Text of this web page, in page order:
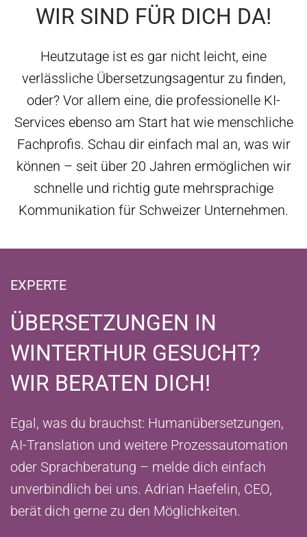
WIR SIND FÜR DICH DA!
Heutzutage ist es gar nicht leicht, eine
verlässliche Übersetzungsagentur zu finden,
oder? Vor allem eine, die professionelle KI-
Services ebenso am Start hat wie menschliche
Fachprofis. Schau dir einfach mal an, was wir
können – seit über 20 Jahren ermöglichen wir
schnelle und richtig gute mehrsprachige
Kommunikation für Schweizer Unternehmen.
EXPERTE
ÜBERSETZUNGEN IN
WINTERTHUR GESUCHT?
WIR BERATEN DICH!
Egal, was du brauchst: Humanübersetzungen,
AI-Translation und weitere Prozessautomation
oder Sprachberatung – melde dich einfach
unverbindlich bei uns. Adrian Haefelin, CEO,
berät dich gerne zu den Möglichkeiten.